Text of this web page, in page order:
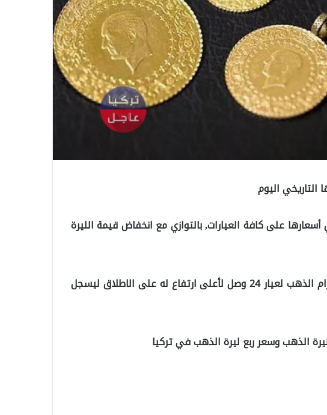
اليوم
على كافة العيارات, بالتوازي مع انخفاض قيمة الليرة
وبحسب وسائل الاعلام التركية, فإن سعر غرام الذهب لعيار 24 وصل لأعلى ارتفاع له على الاطلاق ليسجل
الذهب وسعر ربع ليرة الذهب في تركيا